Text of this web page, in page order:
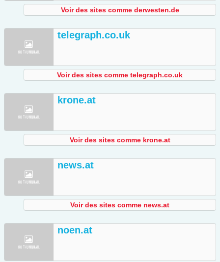
Voir des sites comme derwesten.de
telegraph.co.uk
Voir des sites comme telegraph.co.uk
krone.at
Voir des sites comme krone.at
news.at
Voir des sites comme news.at
noen.at